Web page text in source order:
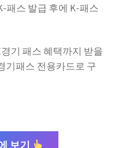
패스 발급 후에 K-패스
기 패스 혜택까지 받을
기패스 전용카드로 구
보기